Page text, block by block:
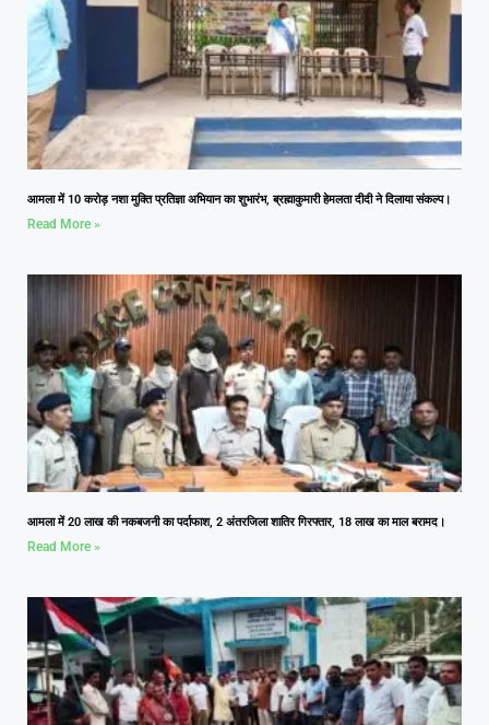
आमला में 10 करोड़ नशा मुक्ति प्रतिज्ञा अभियान का शुभारंभ, ब्रह्माकुमारी हेमलता दीदी ने दिलाया संकल्प।
Read More »
आमला में 20 लाख की नकबजनी का पर्दाफाश, 2 अंतरजिला शातिर गिरफ्तार, 18 लाख का माल बरामद।
Read More »